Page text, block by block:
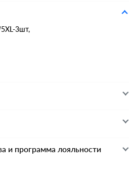
3шт,
и программа лояльности